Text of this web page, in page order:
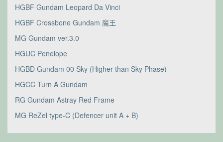
HGBF Gundam Leopard Da Vinci
HGBF Crossbone Gundam 魔王
MG Gundam ver.3.0
HGUC Penelope
HGBD Gundam 00 Sky (Higher than Sky Phase)
HGCC Turn A Gundam
RG Gundam Astray Red Frame
MG ReZel type-C (Defencer unit A + B)